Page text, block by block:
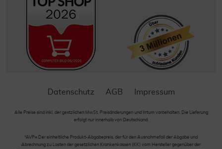
Datenschutz AGB Impressum
Alle Preise sind inkl. der gestzlichen MwSt. Preisänderungen und Irrtum vorbehalten. Die Lieferung
erfolgt nur innerhalb von Deutschland.
*AVP= Der einheitliche Produkt-Abgabepreis, der für den Ausnahmefall der Abgabe und
Abrechnung zu Lasten der gesetzlichen Krankenkassen (KK) vom Hersteller gegenüber der